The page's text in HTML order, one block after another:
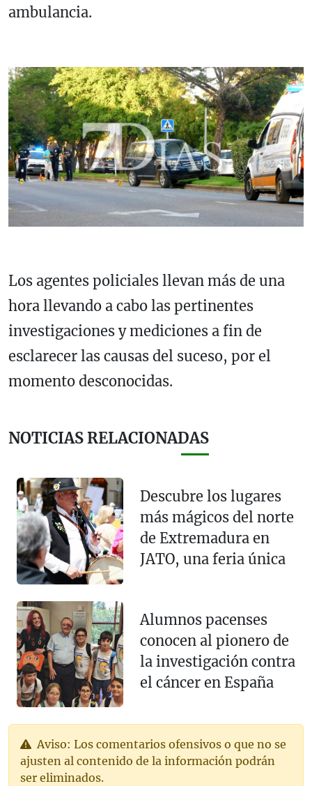
ambulancia.
Los agentes policiales llevan más de una
hora llevando a cabo las pertinentes
investigaciones y mediciones a fin de
esclarecer las causas del suceso, por el
momento desconocidas.
NOTICIAS RELACIONADAS
Descubre los lugares
más mágicos del norte
de Extremadura en
JATO, una feria única
Alumnos pacenses
conocen al pionero de
la investigación contra
el cáncer en España
Aviso: Los comentarios ofensivos o que no se
ajusten al contenido de la información podrán
ser eliminados.